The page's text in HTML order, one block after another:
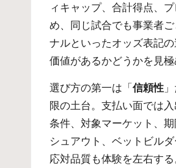
ィキャップ、合計得点、
め、同じ試合でも事業者
ナルといったオッズ表記
価値があるかどうかを見極
選び方の第一は「信頼性
限の土台。支払い面では
条件、対象マーケット、
シュアウト、ベットビル
応対品質も体験を左右する